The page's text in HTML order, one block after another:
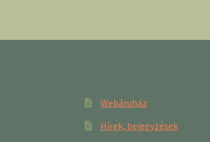
Webáruház
Hírek, bejegyzések